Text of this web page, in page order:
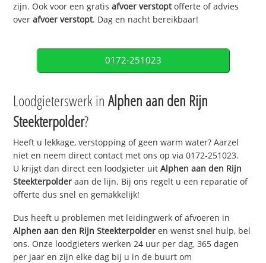
zijn. Ook voor een gratisafvoer verstoptofferte of advies
overafvoer verstopt. Dag en nacht bereikbaar!
0172-251023
Loodgieterswerk inAlphen aan den Rijn
Steekterpolder?
Heeft u lekkage, verstopping of geen warm water? Aarzel
niet en neem direct contact met ons op via 0172-251023.
U krijgt dan direct een loodgieter uitAlphen aan den Rijn
Steekterpolder aan de lijn. Bij ons regelt u een reparatie of
offerte dus snel en gemakkelijk!
Dus heeft u problemen met leidingwerk of afvoeren in
Alphen aan den Rijn Steekterpolder en wenst snel hulp, bel
ons. Onze loodgieters werken 24 uur per dag, 365 dagen
per jaar en zijn elke dag bij u in de buurt om